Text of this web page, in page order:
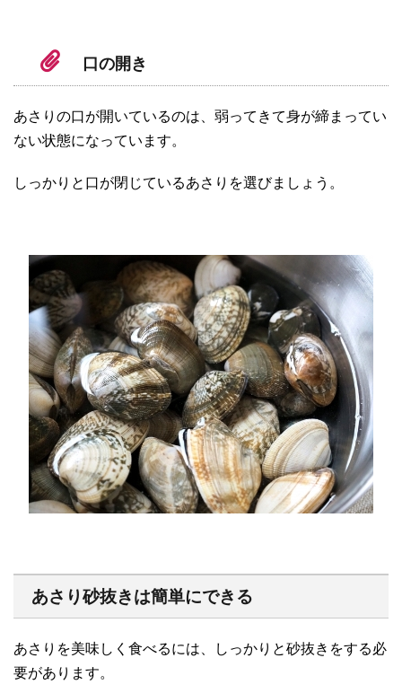
口の開き
あさりの口が開いているのは、弱ってきて身が締まってい
ない状態になっています。
しっかりと口が閉じているあさりを選びましょう。
あさり砂抜きは簡単にできる
あさりを美味しく食べるには、しっかりと砂抜きをする必
要があります。